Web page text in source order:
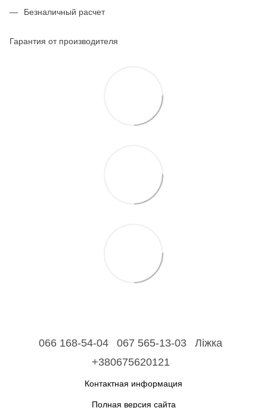
Безналичный расчет
Гарантия от производителя
066 168-54-04 067 565-13-03
Ліжка
+380675620121
Контактная информация
Полная версия сайта